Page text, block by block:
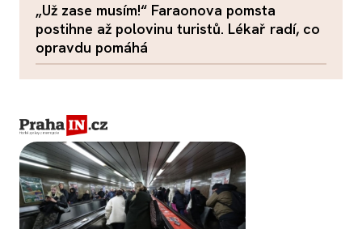
„Už zase musím!“ Faraonova pomsta
postihne až polovinu turistů. Lékař radí, co
opravdu pomáhá